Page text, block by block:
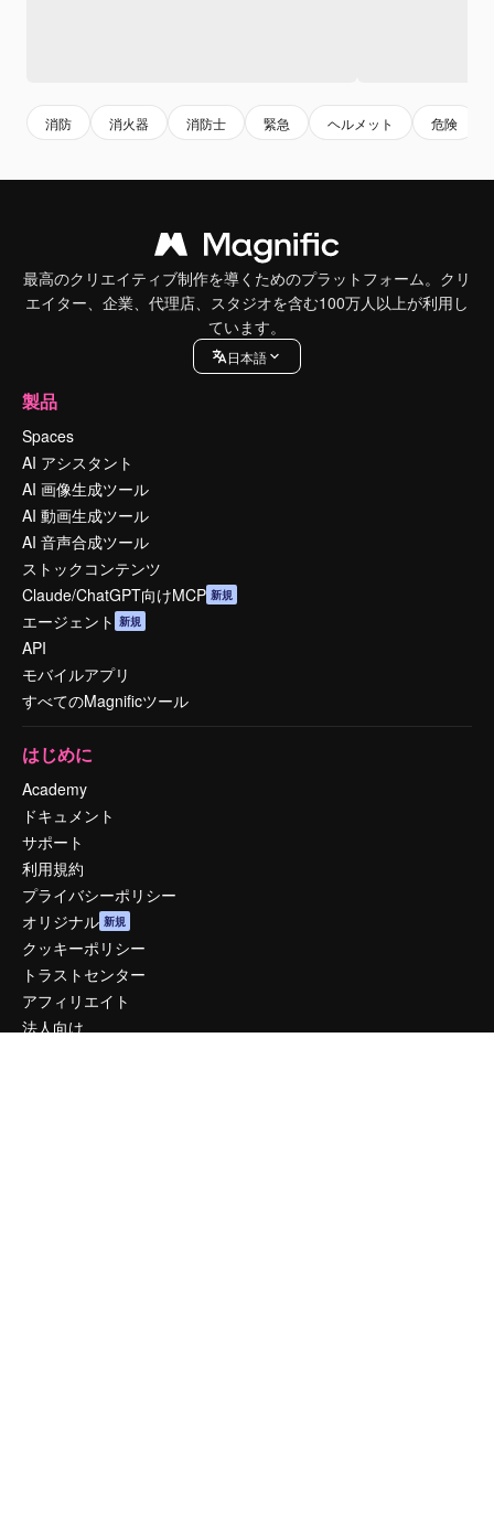
消防 消火器 消防士 緊急 ヘルメット 危険
最高のクリエイティブ制作を導くためのプラットフォーム。クリ
エイター、企業、代理店、スタジオを含む100万人以上が利用し
ています。
日本語
製品
Spaces
AI アシスタント
AI 画像生成ツール
AI 動画生成ツール
AI 音声合成ツール
ストックコンテンツ
Claude/ChatGPT向けMCP 新規
エージェント 新規
API
モバイルアプリ
すべてのMagnificツール
はじめに
Academy
ドキュメント
サポート
利用規約
プライバシーポリシー
オリジナル 新規
クッキーポリシー
トラストセンター
アフィリエイト
法人向け